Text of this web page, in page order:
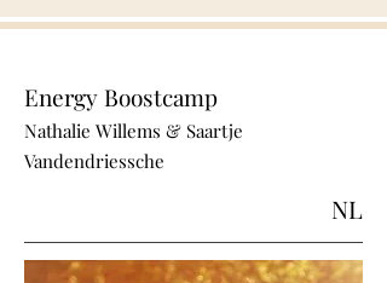
Energy Boostcamp
Nathalie Willems & Saartje
Vandendriessche
NL